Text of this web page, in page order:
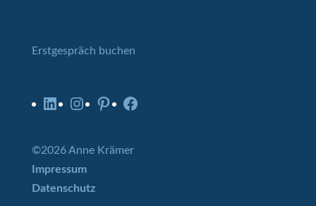
Erstgespräch buchen
LinkedIn Instagram Pinterest Facebook
©2026 Anne Krämer
Impressum
Datenschutz